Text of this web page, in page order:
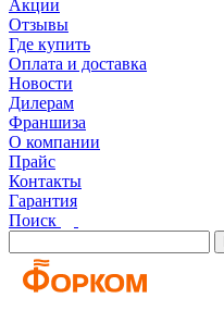
Акции
Отзывы
Где купить
Оплата и доставка
Новости
Дилерам
Франшиза
О компании
Прайс
Контакты
Гарантия
Поиск